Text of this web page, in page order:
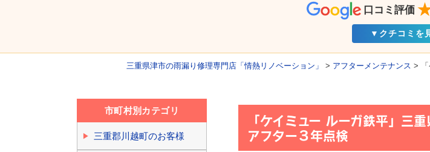
口コミ評価
▼クチコミを
三重県津市の雨漏り修理専門店「情熱リノベーション」 > アフターメンテナンス >
「ケイミュー ルーガ鉄平」三
アフター３年点検
市町村別カテゴリ
三重郡川越町のお客様